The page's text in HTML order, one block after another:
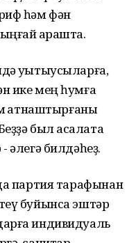
һәм фән
ҡарашта.
уҡытыусыларға,
ике мең һумға
ҡатнаштырғаны
был аҡсалата
әлегә билдәһеҙ.
партия тарафынан
буйынса эштәр
индивидуаль